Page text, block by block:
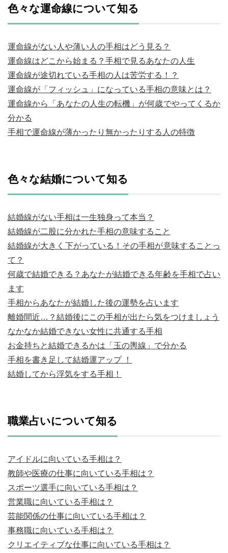
色々な運命線について知る
運命線がない人や薄い人の手相はどう見る？
運命線はどこから始まる？手相で見るあなたの人生
運命線が途切れている手相の人は苦労する！？
運命線が「フィッシュ」になっている手相の意味とは？
運命線から「あなたの人生の転機」が何歳でやってくるか
分かる
手相で運命線が薄かったり無かったりする人の特徴
色々な結婚について知る
結婚線がない手相は一生独身って本当？
結婚線が二股に分かれた手相の意味すること
結婚線が大きく下がっている！その手相が意味することっ
て？
何歳で結婚できる？あなたが結婚できる年齢を手相で占い
ます
手相からあなたが結婚した後の運勢を占います
離婚間近…？結婚後にこの手相が出たら気をつけましょう
なかなか結婚できない女性に共通する手相
お金持ちと結婚できるかは「玉の輿線」で分かる
手相を書き足して結婚運アップ ！
結婚してから浮気をする手相！
職業占いについて知る
アイドルに向いている手相は？
教師や医療の仕事に向いている手相は？
スポーツ選手に向いている手相は？
営業職に向いている手相は？
芸能関係の仕事に向いている手相は？
事務職に向いている手相は？
クリエイティブな仕事に向いている手相は？